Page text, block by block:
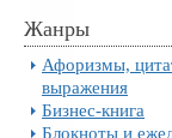
Жанры
Афоризмы,
выражения
Бизнес-книга
Блокноты и